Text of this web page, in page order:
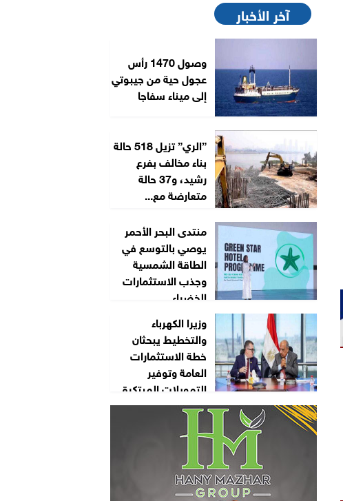
آخر الأخبار
وصول 1470 رأس
عجول حية من جيبوتي
إلى ميناء سفاجا
”الري” تزيل 518 حالة
بناء مخالف بفرع
رشيد، و37 حالة
متعارضة مع...
منتدى البحر الأحمر
يوصي بالتوسع في
الطاقة الشمسية
وجذب الاستثمارات
الخضراء
وزيرا الكهرباء
والتخطيط يبحثان
خطة الاستثمارات
العامة وتوفير
التمويلات المبتكرة
لمشروعات الطاقة